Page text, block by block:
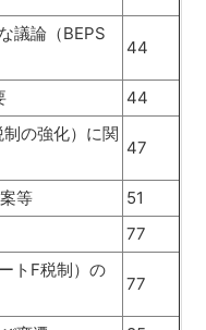
議論（BEPS
44
44
の強化）に関
47
等
51
77
トF税制）の
77